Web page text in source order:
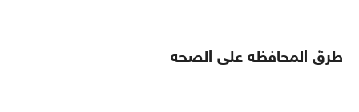
طرق المحافظه على الصحه